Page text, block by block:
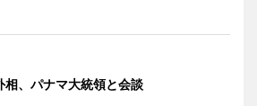
相、パナマ大統領と会談